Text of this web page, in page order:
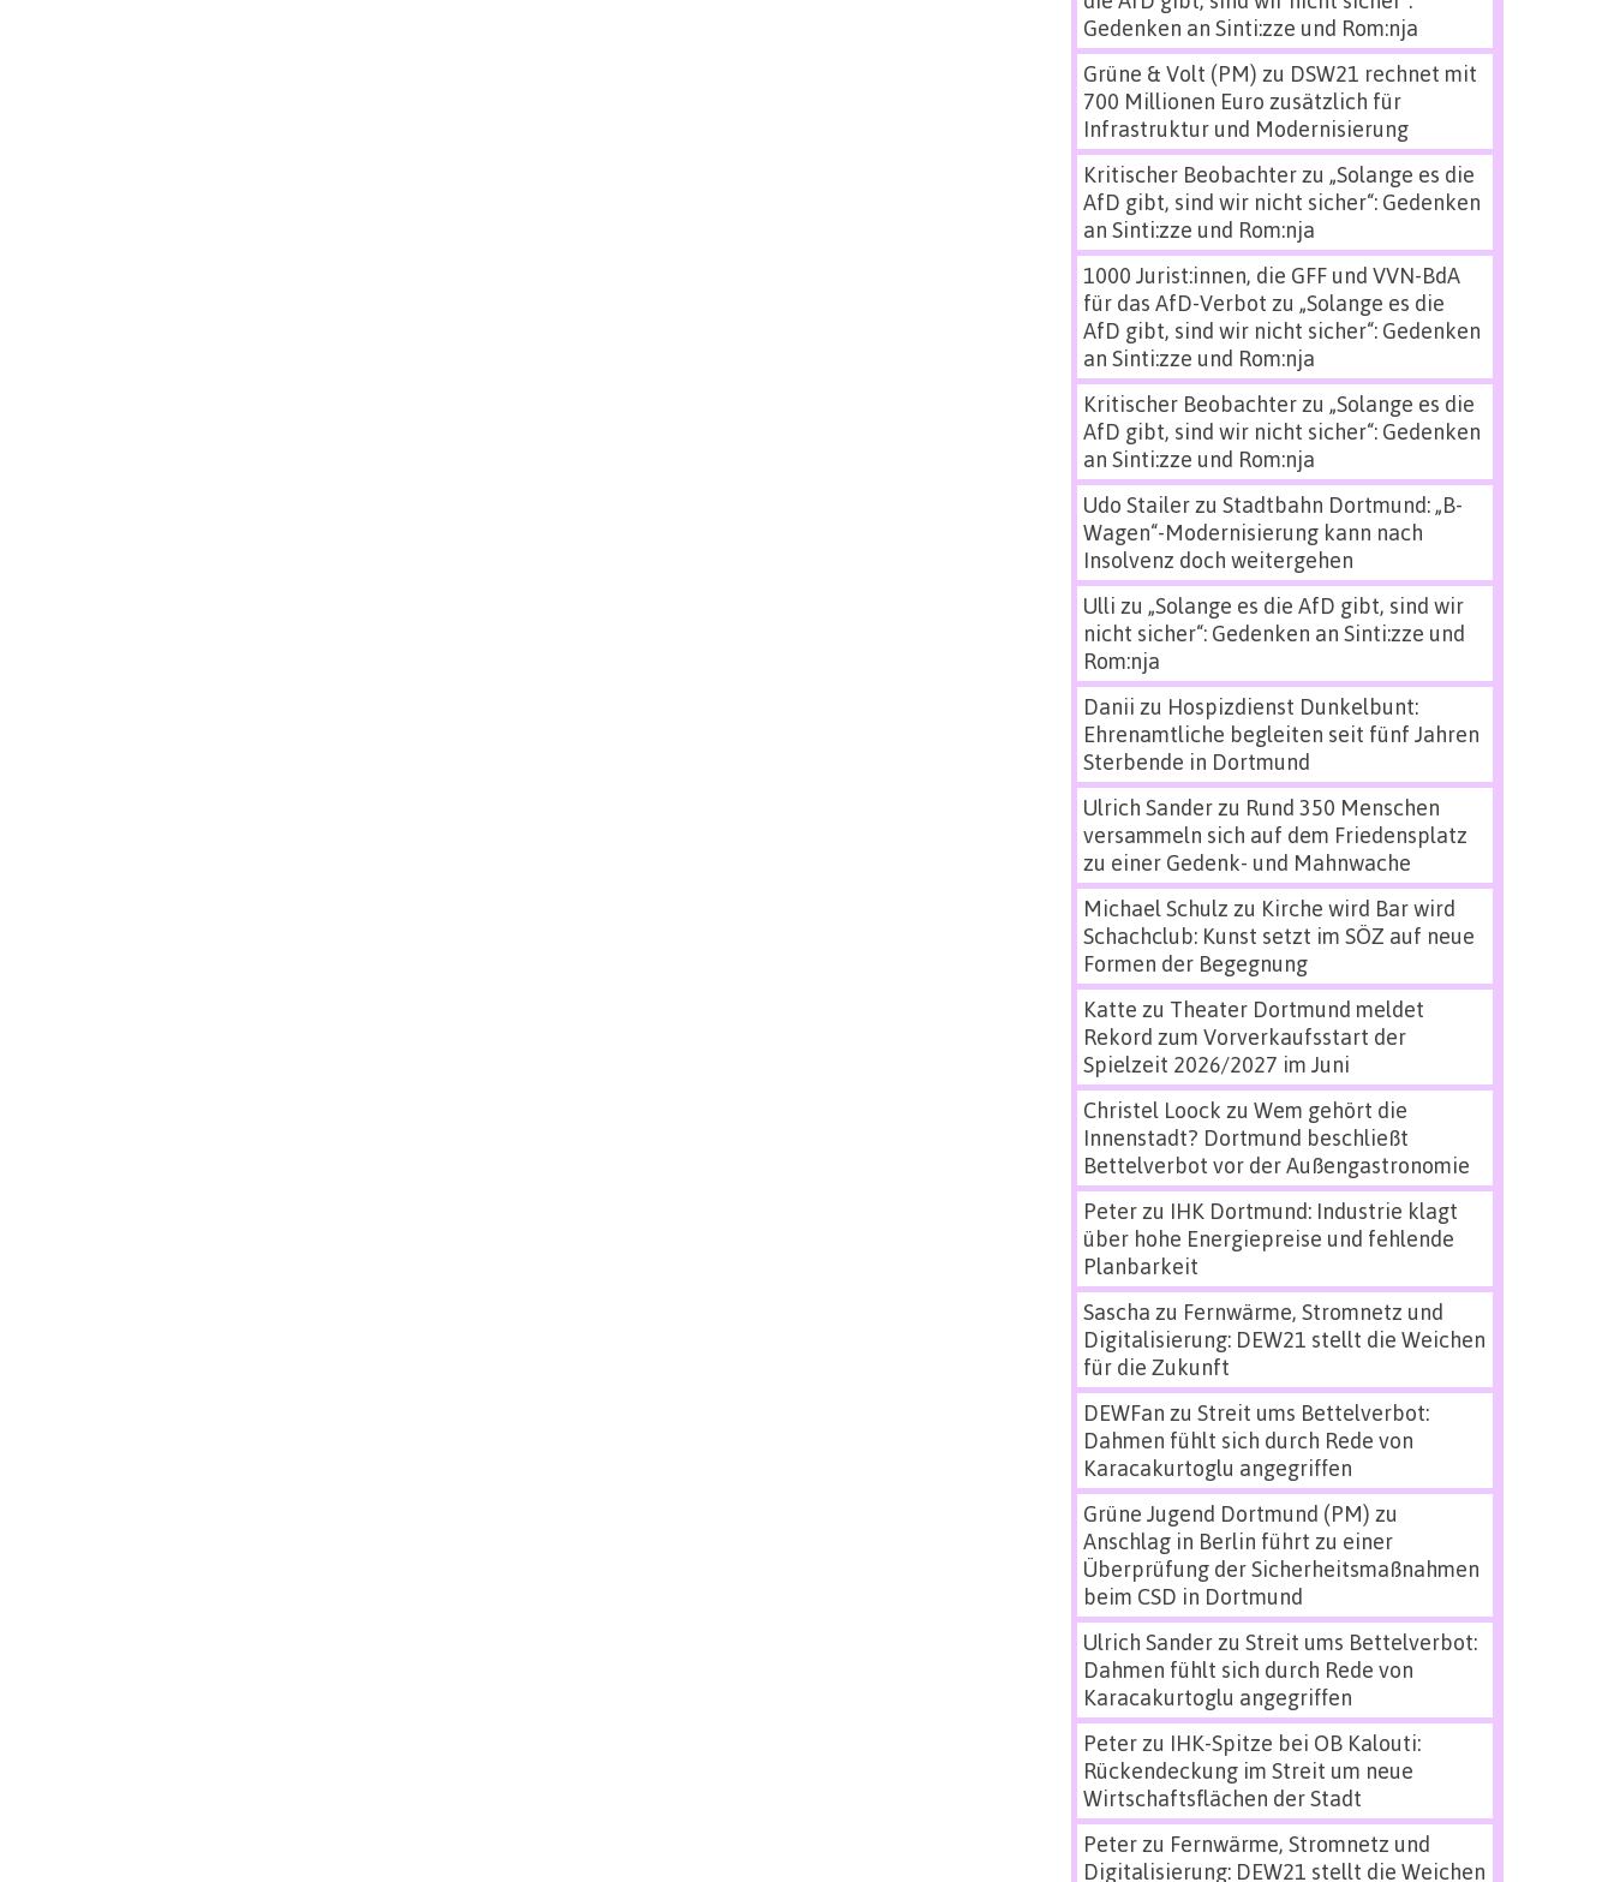
Gedenken an Sinti:zze und Rom:nja
Grüne & Volt (PM) zu DSW21 rechnet mit
700 Millionen Euro zusätzlich für
Infrastruktur und Modernisierung
Kritischer Beobachterzu „Solange es die
AfD gibt, sind wir nicht sicher“: Gedenken
an Sinti:zze und Rom:nja
1000 Jurist:innen, die GFF und VVN-BdA
für das AfD-Verbot zu „Solange es die
AfD gibt, sind wir nicht sicher“: Gedenken
an Sinti:zze und Rom:nja
Kritischer Beobachterzu „Solange es die
AfD gibt, sind wir nicht sicher“: Gedenken
an Sinti:zze und Rom:nja
Udo Stailerzu Stadtbahn Dortmund: „B-
Wagen“-Modernisierung kann nach
Insolvenz doch weitergehen
Ulli zu „Solange es die AfD gibt, sind wir
nicht sicher“: Gedenken an Sinti:zze und
Rom:nja
Danii zu Hospizdienst Dunkelbunt:
Ehrenamtliche begleiten seit fünf Jahren
Sterbende in Dortmund
Ulrich Sanderzu Rund 350 Menschen
versammeln sich auf dem Friedensplatz
zu einer Gedenk- und Mahnwache
Michael Schulz zu Kirche wird Bar wird
Schachclub: Kunst setzt im SÖZ auf neue
Formen der Begegnung
Katte zu Theater Dortmund meldet
Rekord zum Vorverkaufsstart der
Spielzeit 2026/2027 im Juni
Christel Loock zu Wem gehört die
Innenstadt? Dortmund beschließt
Bettelverbot vor der Außengastronomie
Peterzu IHK Dortmund: Industrie klagt
über hohe Energiepreise und fehlende
Planbarkeit
Sascha zu Fernwärme, Stromnetz und
Digitalisierung: DEW21 stellt die Weichen
für die Zukunft
DEWFan zu Streit ums Bettelverbot:
Dahmen fühlt sich durch Rede von
Karacakurtoglu angegriffen
Grüne Jugend Dortmund (PM) zu
Anschlag in Berlin führt zu einer
Überprüfung der Sicherheitsmaßnahmen
beim CSD in Dortmund
Ulrich Sanderzu Streit ums Bettelverbot:
Dahmen fühlt sich durch Rede von
Karacakurtoglu angegriffen
Peterzu IHK-Spitze bei OB Kalouti:
Rückendeckung im Streit um neue
Wirtschaftsflächen der Stadt
Peterzu Fernwärme, Stromnetz und
Digitalisierung: DEW21 stellt die Weichen